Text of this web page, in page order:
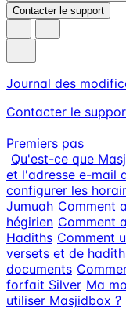
Contacter le support
Journal des
Contacter le
Premiers pas
Qu'est-ce que
et l'adresse e-mail
configurer les
Jumuah Comment
hégirien Comment
Hadiths Comment
versets et de
documents
forfait Silver Ma
utiliser Masjidbox ?